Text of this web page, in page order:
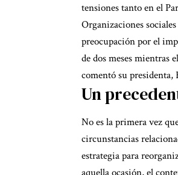
tensiones tanto en el
Organizaciones
preocupación por el
de dos meses mientras
comentó su presidenta,
Un
No es la primera vez
circunstancias
estrategia para